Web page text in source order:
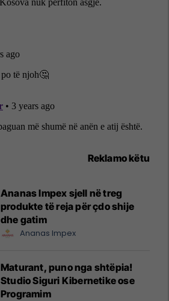
Reklamo këtu
Ananas Impex sjell në treg
produkte të reja për çdo shije
dhe gatim
Ananas Impex
Maturant, puno nga shtëpia!
Studio Siguri Kibernetike ose
Programim